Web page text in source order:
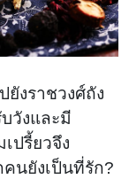
งราชวงศ์ถัง
วังและมี
ปรี้ยวจึง
นยังเป็นที่รัก?